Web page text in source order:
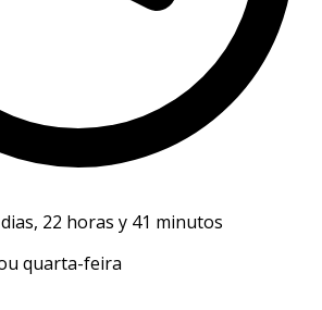
22 horas y 41 minutos
quarta-feira